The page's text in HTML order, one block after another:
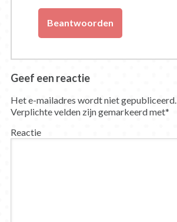
Beantwoorden
Geef een reactie
Het e-mailadres wordt niet gepubliceerd.
Verplichte velden zijn gemarkeerd met*
Reactie